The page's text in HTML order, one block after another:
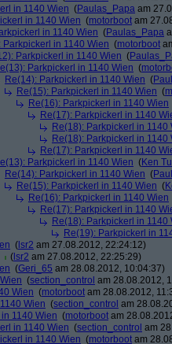
in 1140 Wien (Paulas_Papa am
in 1140 Wien (motorboot am
in 1140 Wien (Paulas_Papa
Parkpickerl in 1140 Wien (motorboot
Parkpickerl in 1140 Wien (
Parkpickerl in 1140 Wien (
Re(14): Parkpickerl in 1140 Wien (
Re(15): Parkpickerl in 1140 Wien (
Re(16): Parkpickerl in 1140 Wien
Re(17): Parkpickerl in 1140
Re(18): Parkpickerl in 1140
Re(18): Parkpickerl in 1140
Re(17): Parkpickerl in 1140
Parkpickerl in 1140 Wien (Ken
Re(14): Parkpickerl in 1140 Wien (
Re(15): Parkpickerl in 1140 Wien (
Re(16): Parkpickerl in 1140 Wien
Re(17): Parkpickerl in 1140
Re(18): Parkpickerl in 1140
Re(19): Parkpickerl in
( lsr2 am 27.08.2012, 22:24:12)
( lsr2 am 27.08.2012, 22:25:29)
(Geri_65 am 28.08.2012, 10:04:37)
(section_control am 28.08.2012,
Wien (motorboot am 28.08.2012,
Wien (section_control am
1140 Wien (motorboot am
in 1140 Wien (section_control am
in 1140 Wien (motorboot am